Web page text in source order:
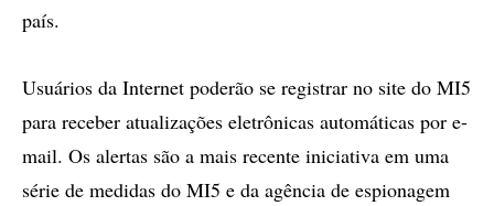
país.
Usuários da Internet poderão se registrar no site do MI5
para receber atualizações eletrônicas automáticas por e-
mail. Os alertas são a mais recente iniciativa em uma
série de medidas do MI5 e da agência de espionagem